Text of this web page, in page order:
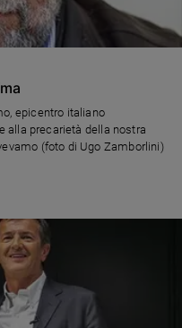
epicentro italiano
alla precarietà della nostra
(foto di Ugo Zamborlini)